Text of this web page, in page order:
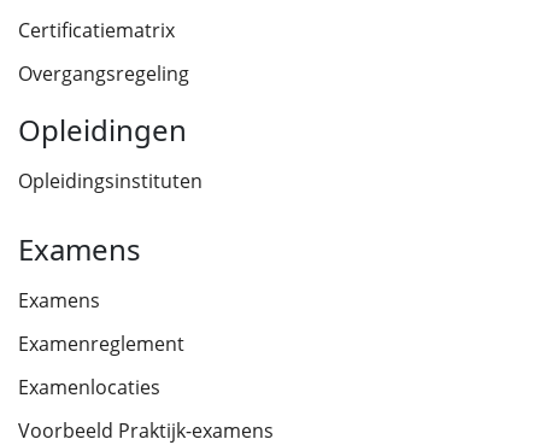
Certificatiematrix
Overgangsregeling
Opleidingen
Opleidingsinstituten
Examens
Examens
Examenreglement
Examenlocaties
Voorbeeld Praktijk-examens